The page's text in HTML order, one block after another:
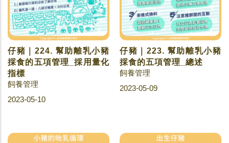
仔豬｜224. 幫助離乳小豬
採食的五項管理_採用量化
指標
飼養管理
2023-05-10
仔豬｜223. 幫助離乳小豬
採食的五項管理_總述
飼養管理
2023-05-09